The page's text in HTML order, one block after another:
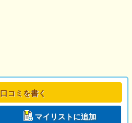
口コミを書く
マイリストに追加